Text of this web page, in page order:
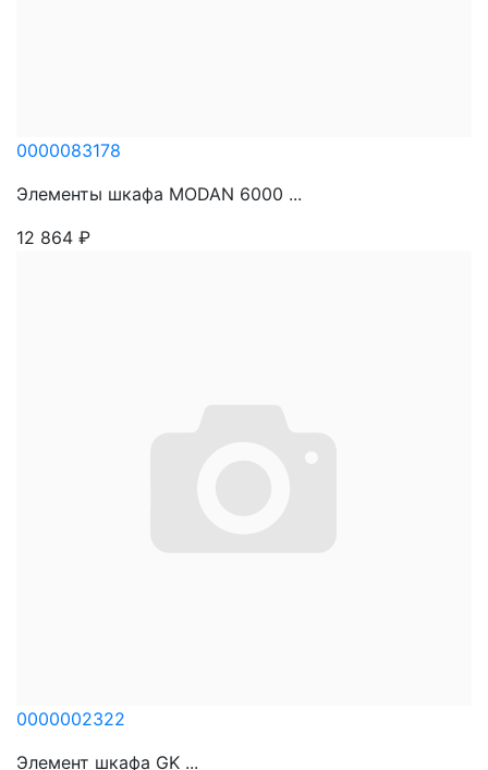
0000083178
Элементы шкафа MODAN 6000 ...
12 864 ₽
0000002322
Элемент шкафа GK ...